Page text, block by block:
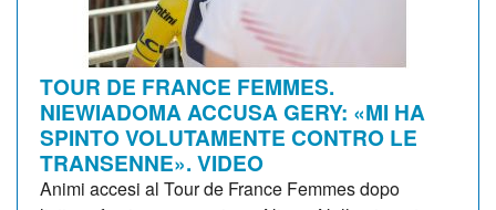
TOUR DE FRANCE FEMMES.
NIEWIADOMA ACCUSA GERY: «MI HA
SPINTO VOLUTAMENTE CONTRO LE
TRANSENNE». VIDEO
Animi accesi al Tour de France Femmes dopo